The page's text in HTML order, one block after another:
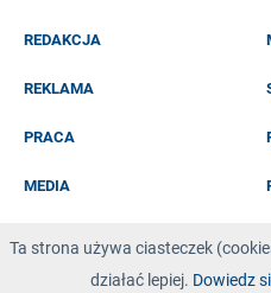
REDAKCJA
REKLAMA
PRACA
MEDIA
Ta strona używa ciasteczek
działać lepiej. Dowiedz